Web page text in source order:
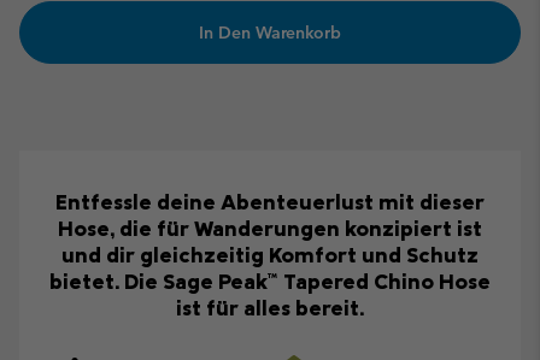
In Den Warenkorb
Entfessle deine Abenteuerlust mit dieser
Hose, die für Wanderungen konzipiert ist
und dir gleichzeitig Komfort und Schutz
bietet. Die Sage Peak™ Tapered Chino Hose
ist für alles bereit.